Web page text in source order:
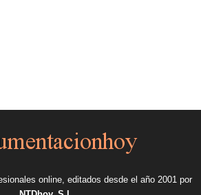
online, editados desde el año 2001 por